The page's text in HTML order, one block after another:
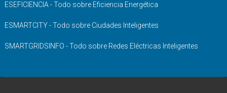
ESEFICIENCIA - Todo sobre Eficiencia Energética
ESMARTCITY - Todo sobre Ciudades Inteligentes
SMARTGRIDSINFO - Todo sobre Redes Eléctricas Inteligentes